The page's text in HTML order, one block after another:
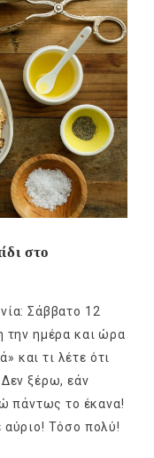
στο
Σάββατο 12
την ημέρα και ώρα
και τι λέτε ότι
ξέρω, εάν
πάντως το έκανα!
αύριο! Τόσο πολύ!